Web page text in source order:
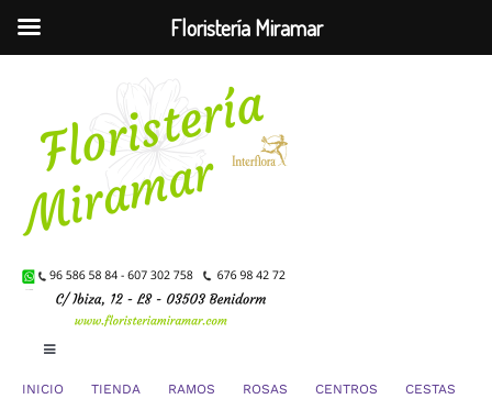
contenido
Toggle
INICIO TIENDA RAMOS ROSAS CENTROS CESTAS
Floristería Miramar